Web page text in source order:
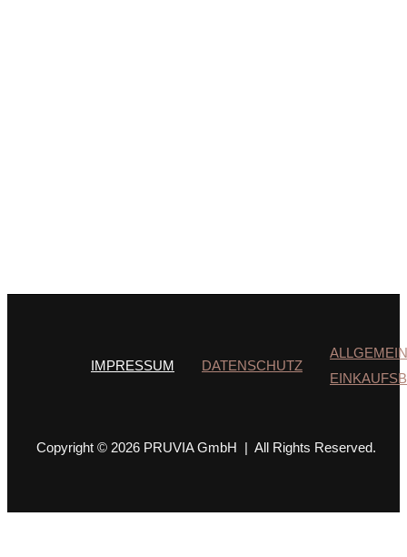
IMPRESSUM DATENSCHUTZ
Copyright © 2026 PRUVIA GmbH | All Rights Reserved.